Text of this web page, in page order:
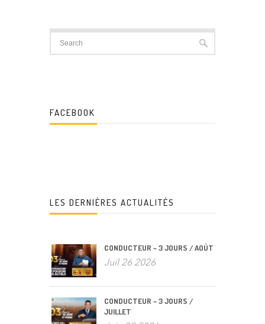
FACEBOOK
LES DERNIÈRES ACTUALITÉS
CONDUCTEUR – 3 JOURS / AOÛT
Juil 26 2026
CONDUCTEUR – 3 JOURS /
JUILLET